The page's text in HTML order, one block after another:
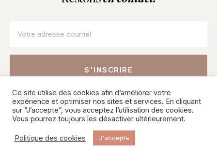
Inscrivez-vous pour connaître nos offres sur les soins, les
produits et recevoir des conseils de nos professionnels.
© 2026 SKINPURE Inc – Tous droits réservés. Une création
EMBLÈME COMMUNICATION
Ce site utilise des cookies afin d’améliorer votre
expérience et optimiser nos sites et services. En cliquant
sur ”J’accepte”, vous acceptez l’utilisation des cookies.
Vous pourrez toujours les désactiver ultérieurement.
Politique des cookies J'accepte